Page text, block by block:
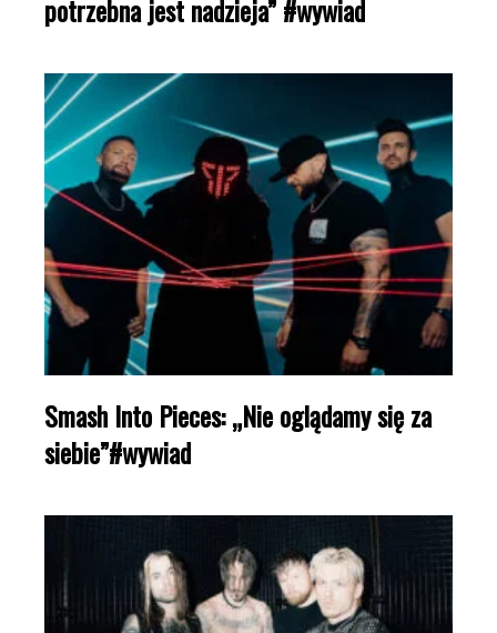
potrzebna jest nadzieja” #wywiad
Smash Into Pieces: „Nie oglądamy się za
siebie”#wywiad